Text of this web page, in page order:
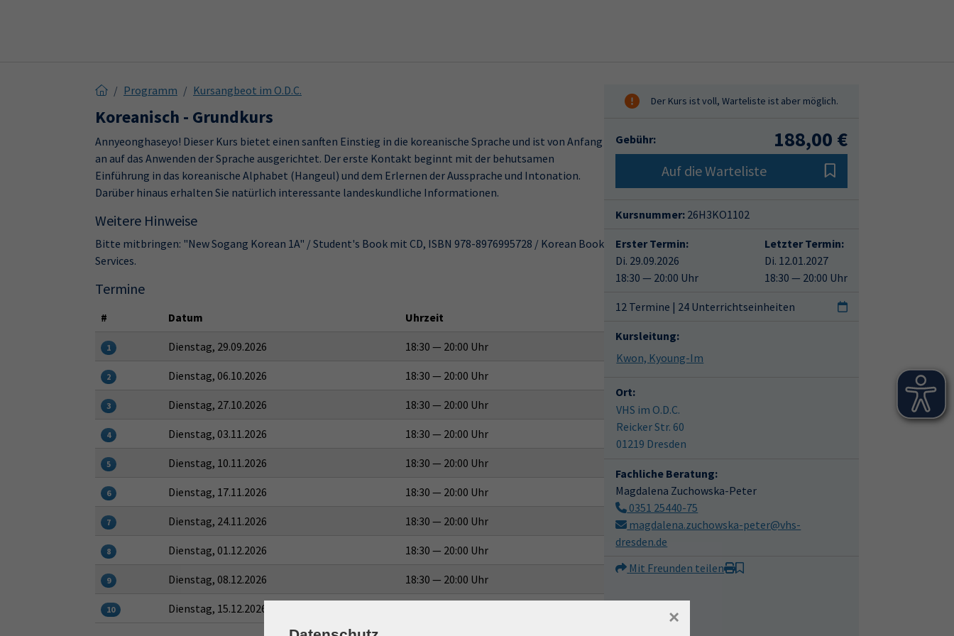
Programm Kursangbeot im O.D.C.
Koreanisch - Grundkurs
Annyeonghaseyo! Dieser Kurs bietet einen sanften Einstieg in die koreanische Sprache und ist von Anfang
an auf das Anwenden der Sprache ausgerichtet. Der erste Kontakt beginnt mit der behutsamen
Einführung in das koreanische Alphabet (Hangeul) und dem Erlernen der Aussprache und Intonation.
Darüber hinaus erhalten Sie natürlich interessante landeskundliche Informationen.
Weitere Hinweise
Bitte mitbringen: "New Sogang Korean 1A" / Student's Book mit CD, ISBN 978-8976995728 / Korean Book
Services.
Termine
# Datum Uhrzeit
1 Dienstag, 29.09.2026 18:30 — 20:00 Uhr
2 Dienstag, 06.10.2026 18:30 — 20:00 Uhr
3 Dienstag, 27.10.2026 18:30 — 20:00 Uhr
4 Dienstag, 03.11.2026 18:30 — 20:00 Uhr
5 Dienstag, 10.11.2026 18:30 — 20:00 Uhr
6 Dienstag, 17.11.2026 18:30 — 20:00 Uhr
7 Dienstag, 24.11.2026 18:30 — 20:00 Uhr
8 Dienstag, 01.12.2026 18:30 — 20:00 Uhr
9 Dienstag, 08.12.2026 18:30 — 20:00 Uhr
10 Dienstag, 15.12.2026
Gebühr: 188,00 €
Auf die Warteliste
Kursnummer: 26H3KO1102
Erster Termin:
Di. 29.09.2026
18:30 — 20:00 Uhr
Letzter Termin:
Di. 12.01.2027
18:30 — 20:00 Uhr
12 Termine | 24 Unterrichtseinheiten
Kursleitung:
Kwon, Kyoung-Im
Ort:
VHS im O.D.C.
Reicker Str. 60
01219 Dresden
Fachliche Beratung:
Magdalena Zuchowska-Peter
0351 25440-75
magdalena.zuchowska-peter@vhs-
dresden.de
Mit Freunden teilen
×